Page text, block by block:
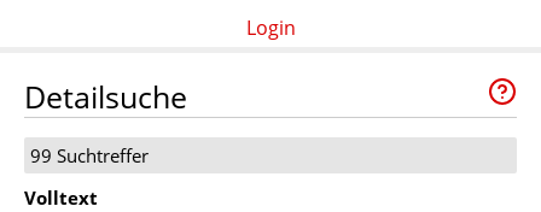
Login
Detailsuche
99 Suchtreffer
Volltext